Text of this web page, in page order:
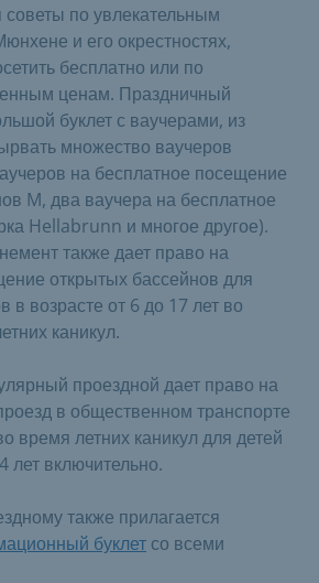
по увлекательным
и его окрестностях,
бесплатно или по
ценам. Праздничный
буклет с ваучерами, из
множество ваучеров
на бесплатное посещение
M, два ваучера на бесплатное
Hellabrunn и многое другое).
также дает право на
открытых бассейнов для
в возрасте от 6 до 17 лет во
каникул.
проездной дает право на
в общественном транспорте
время летних каникул для детей
лет включительно.
также прилагается
буклет со всеми